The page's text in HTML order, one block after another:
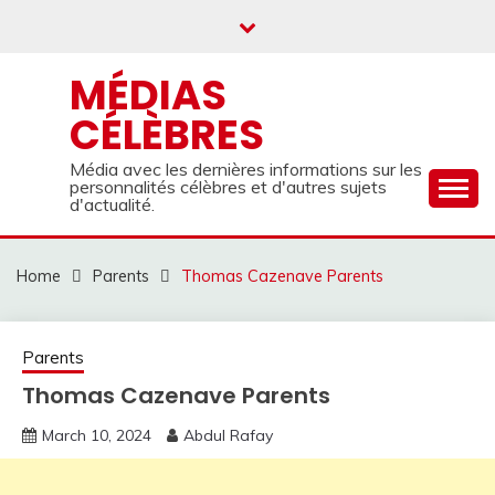
MÉDIAS
CÉLÈBRES
Média avec les dernières informations sur les
personnalités célèbres et d'autres sujets
d'actualité.
Home Parents Thomas Cazenave Parents
Parents
Thomas Cazenave Parents
March 10, 2024 Abdul Rafay